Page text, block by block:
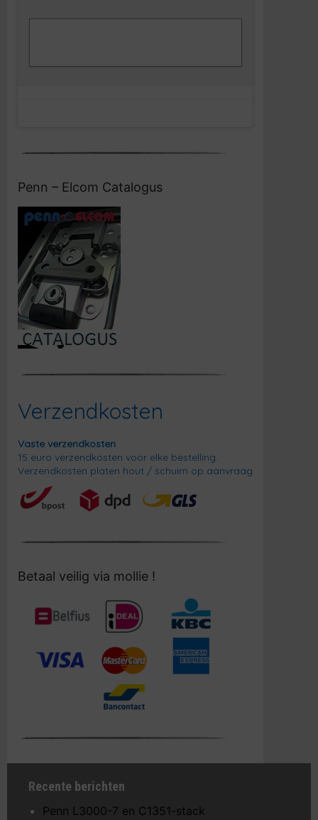
Penn – Elcom Catalogus
Verzendkosten
Vaste verzendkosten
15 euro verzendkosten voor elke bestelling.
Verzendkosten platen hout / schuim op aanvraag
Betaal veilig via mollie !
Recente berichten
Penn L3000-7 en C1351-stack